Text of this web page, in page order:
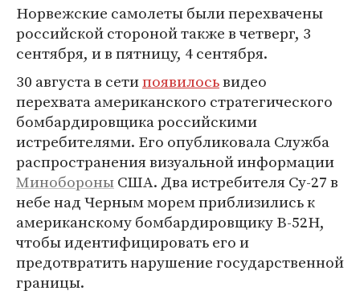
Норвежские самолеты были перехвачены
российской стороной также в четверг, 3
сентября, и в пятницу, 4 сентября.
30 августа в сетипоявилосьвидео
перехвата американского стратегического
бомбардировщика российскими
истребителями. Его опубликовала Служба
распространения визуальной информации
МинобороныСША. Два истребителя Су-27 в
небе над Черным морем приблизились к
американскому бомбардировщику B-52H,
чтобы идентифицировать его и
предотвратить нарушение государственной
границы.